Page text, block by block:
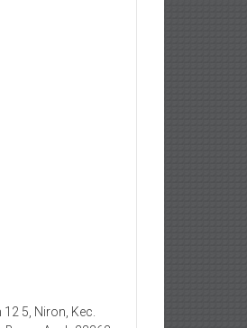
5, Niron, Kec.